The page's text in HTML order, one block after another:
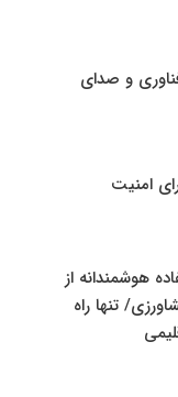
و صدای
امنیت
هوشمندانه از
تنها راه